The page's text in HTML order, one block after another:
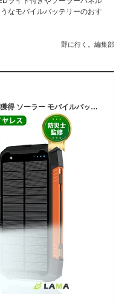
なモバイルバッテリーのおす
野に行く。編集部
今だけ5,980円⇒4,980円！ 楽天1位27冠獲得 ソーラー モバイルバッテリー【30000mAh大容量＆4台同時充電】ワイヤレス充電 急速充電 ソーラーチャージャー 災害用バッテリー タイプCケーブル内蔵 ソーラーパワーバンク充電器 ソーラー充電器 LEDライト付 防災/停電/台風